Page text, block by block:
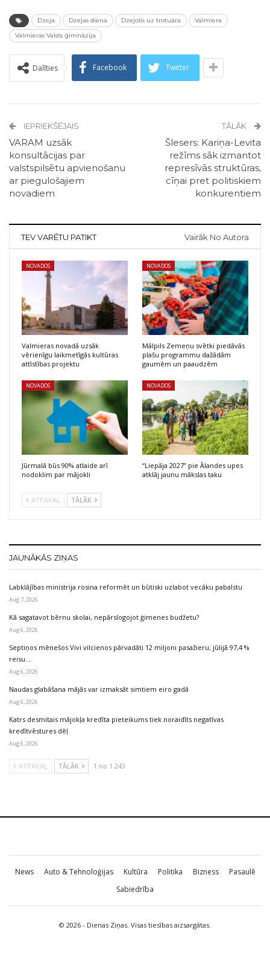
Dzeja Dzejas diena Dzejolis uz trotuāra
Valmiera
Valmieras Valsts ģimnāzija
Dalīties Facebook Twitter
IEPRIEKŠĒJAIS
VARAM uzsāk
konsultācijas par
valstspilsētu apvienošanu
ar piegulošajiem
novadiem
TĀLĀK
Šlesers: Kariņa-Levita
režīms sāk izmantot
represīvās struktūras,
cīņai pret politiskiem
konkurentiem
TEV VARĒTU PATIKT Vairāk No Autora
NOVADOS
Valmieras novadā uzsāk
vērienīgu laikmetīgās kultūras
attīstības projektu
NOVADOS
Mālpils Zemeņu svētki piedāvās
plašu programmu dažādām
gaumēm un paaudzēm
NOVADOS
Jūrmalā būs 90% atlaide arī
nodoklim par mājokli
NOVADOS
“Liepāja 2027” pie Ālandes upes
atklāj jaunu mākslas taku
ATPAKAĻ TĀLĀK
JAUNĀKĀS ZIŅAS
Labklājības ministrija rosina reformēt un būtiski uzlabot vecāku pabalstu
Aug 7, 2026
Kā sagatavot bērnu skolai, nepārslogojot ģimenes budžetu?
Aug 6, 2026
Septiņos mēnešos Vivi vilcienos pārvadāti 12 miljoni pasažieru; jūlijā 97,4 %
reisu…
Aug 6, 2026
Naudas glabāšana mājās var izmaksāt simtiem eiro gadā
Aug 6, 2026
Katrs desmitais mājokļa kredīta pieteikums tiek noraidīts negatīvas
kredītvēstures dēļ
Aug 6, 2026
ATPAKAĻ TĀLĀK 1 no 1 243
News Auto & Tehnoloģijas Kultūra Politika Bizness
Pasaulē
Sabiedrība
© 2026 - Dienas Ziņas. Visas tiesības aizsargātas.